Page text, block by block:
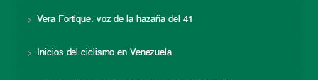
Vera Fortique: voz de la hazaña del 41
Inicios del ciclismo en Venezuela